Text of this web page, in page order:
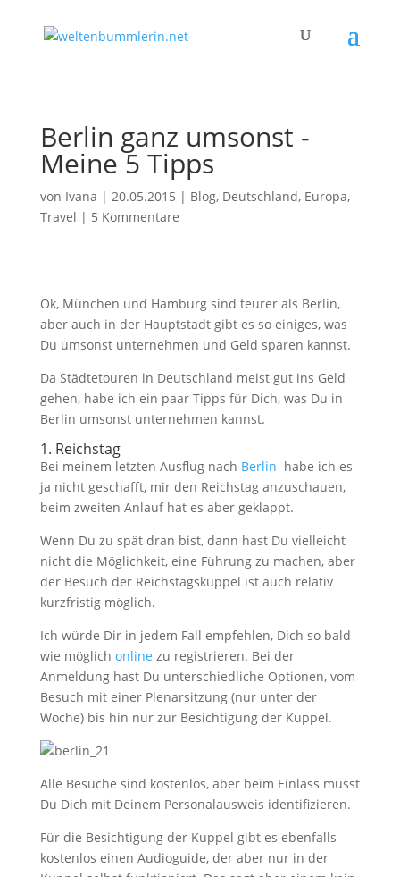
Berlin ganz umsonst -
Meine 5 Tipps
von Ivana | 20.05.2015 | Blog, Deutschland, Europa,
Travel | 5 Kommentare
Ok, München und Hamburg sind teurer als Berlin,
aber auch in der Hauptstadt gibt es so einiges, was
Du umsonst unternehmen und Geld sparen kannst.
Da Städtetouren in Deutschland meist gut ins Geld
gehen, habe ich ein paar Tipps für Dich, was Du in
Berlin umsonst unternehmen kannst.
1. Reichstag
Bei meinem letzten Ausflug nach Berlin habe ich es
ja nicht geschafft, mir den Reichstag anzuschauen,
beim zweiten Anlauf hat es aber geklappt.
Wenn Du zu spät dran bist, dann hast Du vielleicht
nicht die Möglichkeit, eine Führung zu machen, aber
der Besuch der Reichstagskuppel ist auch relativ
kurzfristig möglich.
Ich würde Dir in jedem Fall empfehlen, Dich so bald
wie möglich online zu registrieren. Bei der
Anmeldung hast Du unterschiedliche Optionen, vom
Besuch mit einer Plenarsitzung (nur unter der
Woche) bis hin nur zur Besichtigung der Kuppel.
Alle Besuche sind kostenlos, aber beim Einlass musst
Du Dich mit Deinem Personalausweis identifizieren.
Für die Besichtigung der Kuppel gibt es ebenfalls
kostenlos einen Audioguide, der aber nur in der